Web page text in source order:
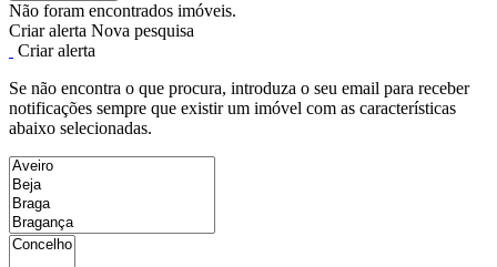
Não foram encontrados imóveis.
Criar alerta Nova pesquisa
Criar alerta
Se não encontra o que procura, introduza o seu email para receber
notificações sempre que existir um imóvel com as características
abaixo selecionadas.